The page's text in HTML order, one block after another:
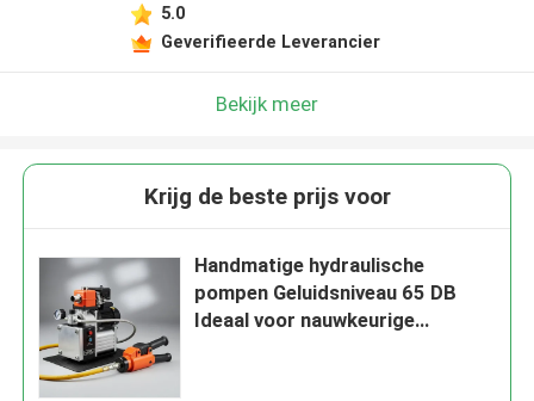
5.0
Geverifieerde Leverancier
Bekijk meer
Krijg de beste prijs voor
Handmatige hydraulische
pompen Geluidsniveau 65 DB
Ideaal voor nauwkeurige